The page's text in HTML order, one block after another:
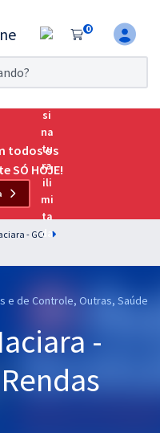
0
da
todos os
SÓ HOJE!
- GO
e de Controle, Outras, Saúde
-